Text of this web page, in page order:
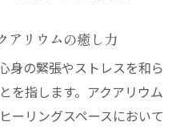
アリウムの癒し力
身の緊張やストレスを和ら
を指します。アクアリウム
ーリングスペースにおいて